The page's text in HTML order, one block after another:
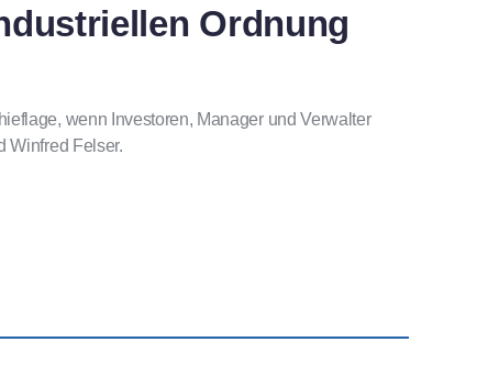
Ordnung
wenn Investoren, Manager und Verwalter
Winfred Felser.